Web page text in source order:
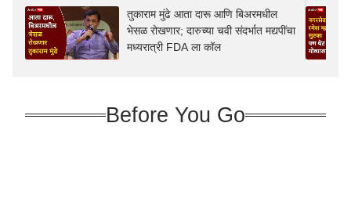
तुकाराम मुंढे आता दारू आणि बिअरमधील
भेसळ रोखणार; दारुच्या चवी संदर्भात मद्यपींचा
मध्यरात्री FDA ला कॉल
Before You Go